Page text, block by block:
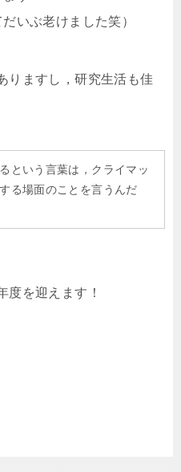
いぶ老けました笑）
りますし，研究生活も佳
という言葉は，クライマッ
る場面のことを言うんだ
度を迎えます！